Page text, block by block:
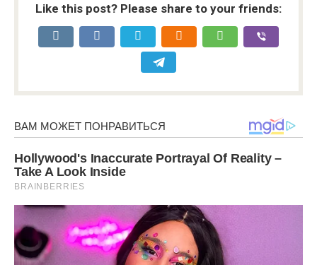
Like this post? Please share to your friends: